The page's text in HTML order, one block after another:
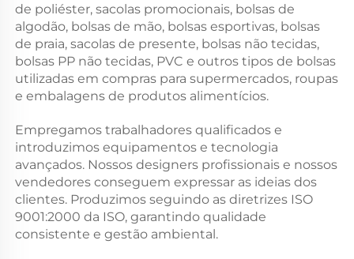
de poliéster, sacolas promocionais, bolsas de
algodão, bolsas de mão, bolsas esportivas, bolsas
de praia, sacolas de presente, bolsas não tecidas,
bolsas PP não tecidas, PVC e outros tipos de bolsas
utilizadas em compras para supermercados, roupas
e embalagens de produtos alimentícios.
Empregamos trabalhadores qualificados e
introduzimos equipamentos e tecnologia
avançados. Nossos designers profissionais e nossos
vendedores conseguem expressar as ideias dos
clientes. Produzimos seguindo as diretrizes ISO
9001:2000 da ISO, garantindo qualidade
consistente e gestão ambiental.